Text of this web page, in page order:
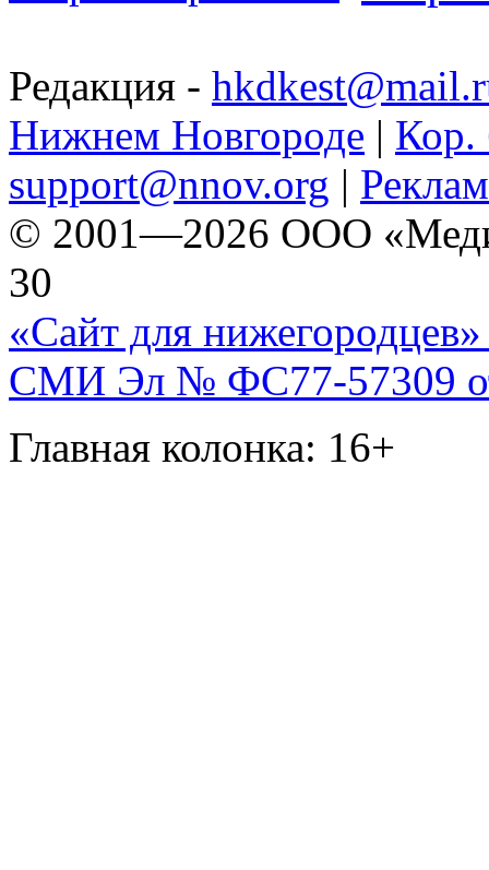
Редакция -
Нижнем Новгороде | Кор.
support@nnov.org |
© 2001—2026 ООО
30
«Сайт для нижегородцев»
СМИ Эл № ФС77-57309
Главная колонка: 16+